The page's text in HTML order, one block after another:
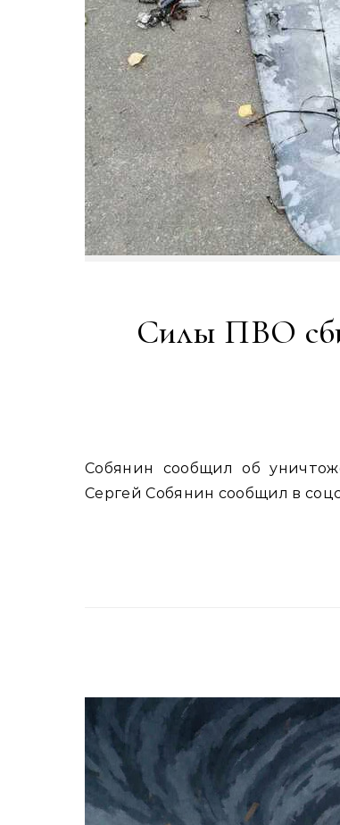
Силы ПВО
Собянин сообщил об уничтожении еще двух дронов, летевших на Москву Мэр столицы
Сергей Собянин сообщил в